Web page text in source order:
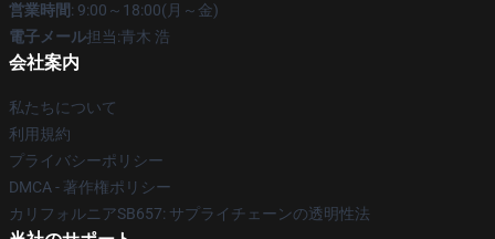
営業時間: 9:00～18:00(月～金)
電子メール担当:青木 浩
会社案内
私たちについて
利用規約
プライバシーポリシー
DMCA - 著作権ポリシー
カリフォルニアSB657: サプライチェーンの透明性法